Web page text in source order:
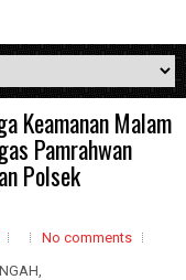
Keamanan Malam
Pamrahwan
Polsek
No comments